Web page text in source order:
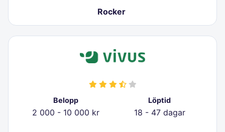
Rocker
Belopp
2 000 - 10 000 kr
Löptid
18 - 47 dagar